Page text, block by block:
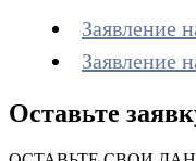
Заявление
Заявление
Оставьте